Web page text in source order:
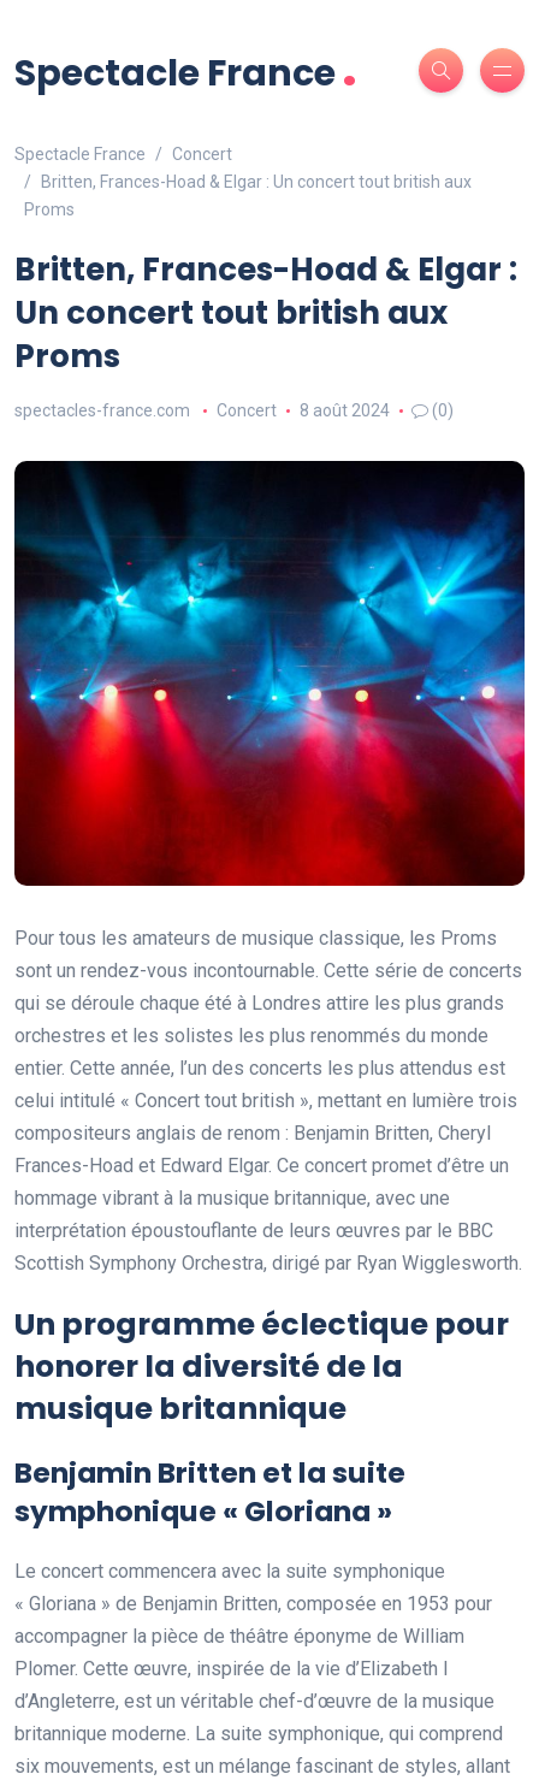
Spectacle France.
Spectacle France
Concert
Britten, Frances-Hoad & Elgar : Un concert tout british aux
Proms
Britten, Frances-Hoad & Elgar :
Un concert tout british aux
Proms
spectacles-france.com Concert 8 août 2024 (0)
Pour tous les amateurs de musique classique, les Proms
sont un rendez-vous incontournable. Cette série de concerts
qui se déroule chaque été à Londres attire les plus grands
orchestres et les solistes les plus renommés du monde
entier. Cette année, l’un des concerts les plus attendus est
celui intitulé « Concert tout british », mettant en lumière trois
compositeurs anglais de renom : Benjamin Britten, Cheryl
Frances-Hoad et Edward Elgar. Ce concert promet d’être un
hommage vibrant à la musique britannique, avec une
interprétation époustouflante de leurs œuvres par le BBC
Scottish Symphony Orchestra, dirigé par Ryan Wigglesworth.
Un programme éclectique pour
honorer la diversité de la
musique britannique
Benjamin Britten et la suite
symphonique « Gloriana »
Le concert commencera avec la suite symphonique
« Gloriana » de Benjamin Britten, composée en 1953 pour
accompagner la pièce de théâtre éponyme de William
Plomer. Cette œuvre, inspirée de la vie d’Elizabeth I
d’Angleterre, est un véritable chef-d’œuvre de la musique
britannique moderne. La suite symphonique, qui comprend
six mouvements, est un mélange fascinant de styles, allant